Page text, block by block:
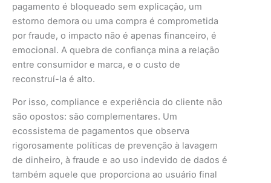
pagamento é bloqueado sem explicação, um
estorno demora ou uma compra é comprometida
por fraude, o impacto não é apenas financeiro, é
emocional. A quebra de confiança mina a relação
entre consumidor e marca, e o custo de
reconstruí-la é alto.
Por isso, compliance e experiência do cliente não
são opostos: são complementares. Um
ecossistema de pagamentos que observa
rigorosamente políticas de prevenção à lavagem
de dinheiro, à fraude e ao uso indevido de dados é
também aquele que proporciona ao usuário final